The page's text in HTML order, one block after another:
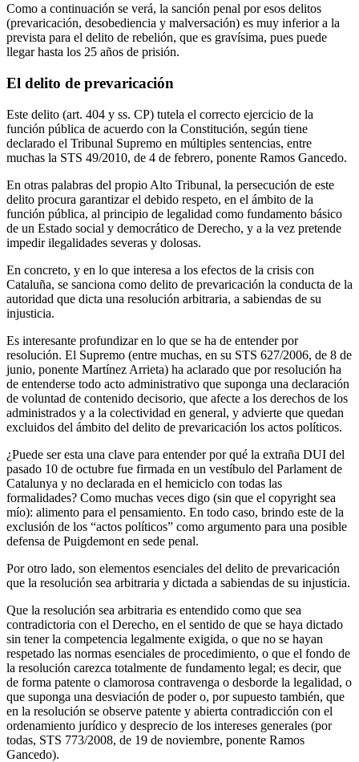
Como a continuación se verá, la sanción penal por esos delitos
(prevaricación, desobediencia y malversación) es muy inferior a la
prevista para el delito de rebelión, que es gravísima, pues puede
llegar hasta los 25 años de prisión.
El delito de prevaricación
Este delito (art. 404 y ss. CP) tutela el correcto ejercicio de la
función pública de acuerdo con la Constitución, según tiene
declarado el Tribunal Supremo en múltiples sentencias, entre
muchas la STS 49/2010, de 4 de febrero, ponente Ramos Gancedo.
En otras palabras del propio Alto Tribunal, la persecución de este
delito procura garantizar el debido respeto, en el ámbito de la
función pública, al principio de legalidad como fundamento básico
de un Estado social y democrático de Derecho, y a la vez pretende
impedir ilegalidades severas y dolosas.
En concreto, y en lo que interesa a los efectos de la crisis con
Cataluña, se sanciona como delito de prevaricación la conducta de la
autoridad que dicta una resolución arbitraria, a sabiendas de su
injusticia.
Es interesante profundizar en lo que se ha de entender por
resolución. El Supremo (entre muchas, en su STS 627/2006, de 8 de
junio, ponente Martínez Arrieta) ha aclarado que por resolución ha
de entenderse todo acto administrativo que suponga una declaración
de voluntad de contenido decisorio, que afecte a los derechos de los
administrados y a la colectividad en general, y advierte que quedan
excluidos del ámbito del delito de prevaricación los actos políticos.
¿Puede ser esta una clave para entender por qué la extraña DUI del
pasado 10 de octubre fue firmada en un vestíbulo del Parlament de
Catalunya y no declarada en el hemiciclo con todas las
formalidades? Como muchas veces digo (sin que el copyright sea
mío): alimento para el pensamiento. En todo caso, brindo este de la
exclusión de los “actos políticos” como argumento para una posible
defensa de Puigdemont en sede penal.
Por otro lado, son elementos esenciales del delito de prevaricación
que la resolución sea arbitraria y dictada a sabiendas de su injusticia.
Que la resolución sea arbitraria es entendido como que sea
contradictoria con el Derecho, en el sentido de que se haya dictado
sin tener la competencia legalmente exigida, o que no se hayan
respetado las normas esenciales de procedimiento, o que el fondo de
la resolución carezca totalmente de fundamento legal; es decir, que
de forma patente o clamorosa contravenga o desborde la legalidad, o
que suponga una desviación de poder o, por supuesto también, que
en la resolución se observe patente y abierta contradicción con el
ordenamiento jurídico y desprecio de los intereses generales (por
todas, STS 773/2008, de 19 de noviembre, ponente Ramos
Gancedo).